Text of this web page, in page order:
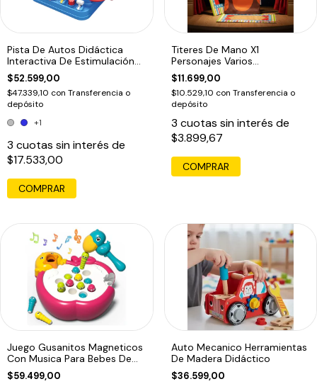
Pista De Autos Didáctica
Interactiva De Estimulación
Motriz
$52.599,00
$47.339,10 con Transferencia o
depósito
+1
3 cuotas sin interés de
$17.533,00
COMPRAR
Titeres De Mano X1
Personajes Varios
Dramatizacion Educando
$11.699,00
$10.529,10 con Transferencia o
depósito
3 cuotas sin interés de
$3.899,67
COMPRAR
Juego Gusanitos Magneticos
Con Musica Para Bebes De
Pesca
$59.499,00
Auto Mecanico Herramientas
De Madera Didáctico
$36.599,00